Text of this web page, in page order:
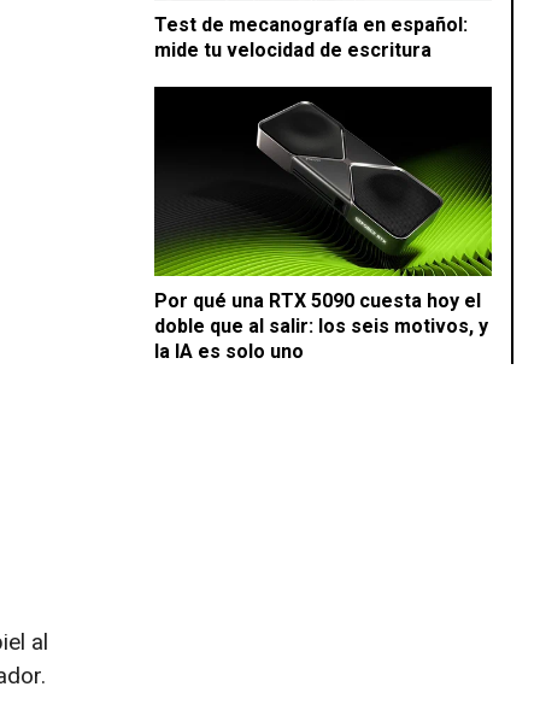
Test de mecanografía en español:
mide tu velocidad de escritura
Por qué una RTX 5090 cuesta hoy el
doble que al salir: los seis motivos, y
la IA es solo uno
al